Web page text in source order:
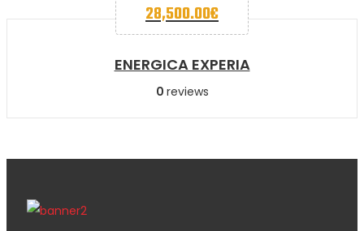
28,500.00€
ENERGICA EXPERIA
0 reviews